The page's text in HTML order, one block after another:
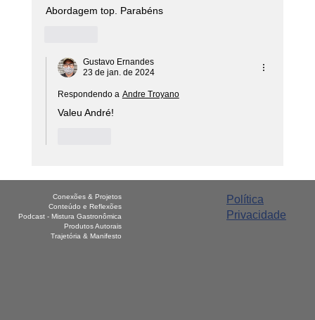
Abordagem top. Parabéns
Gustavo Ernandes
23 de jan. de 2024
Respondendo a Andre Troyano
Valeu André!
Política
Privacidade
Conexões & Projetos
Conteúdo e Reflexões
Podcast - Mistura Gastronômica
Produtos Autorais
Trajetória & Manifesto